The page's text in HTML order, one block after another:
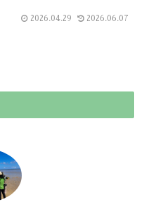
2026.04.29 2026.06.07